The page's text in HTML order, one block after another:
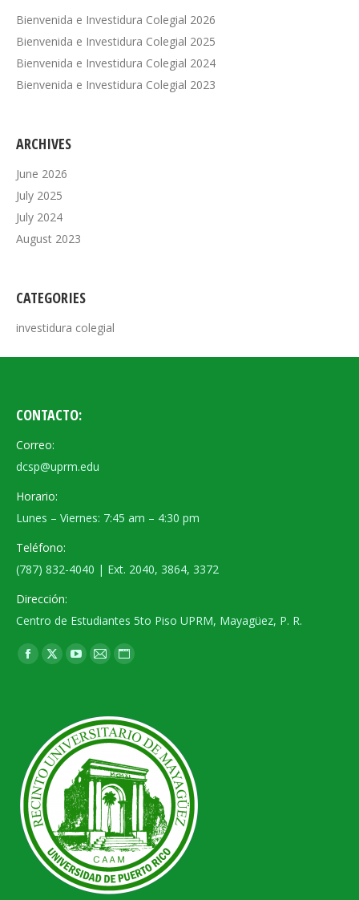
Bienvenida e Investidura Colegial 2026
Bienvenida e Investidura Colegial 2025
Bienvenida e Investidura Colegial 2024
Bienvenida e Investidura Colegial 2023
ARCHIVES
June 2026
July 2025
July 2024
August 2023
CATEGORIES
investidura colegial
CONTACTO:
Correo:
dcsp@uprm.edu
Horario:
Lunes – Viernes: 7:45 am – 4:30 pm
Teléfono:
(787) 832-4040 | Ext. 2040, 3864, 3372
Dirección:
Centro de Estudiantes 5to Piso UPRM, Mayagüez, P. R.
Find us on:
Facebook
new
window
X
new
window
YouTube
in
new
window
Mail
in
new
window
Website
in
new
window